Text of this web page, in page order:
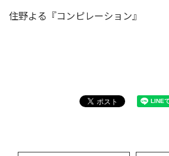
住野よる『コンピレーション』